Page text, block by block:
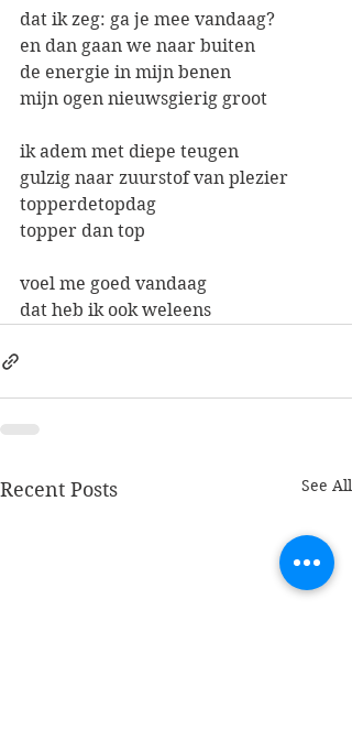
dat ik zeg: ga je mee vandaag?
en dan gaan we naar buiten
de energie in mijn benen
mijn ogen nieuwsgierig groot
ik adem met diepe teugen
gulzig naar zuurstof van plezier
topperdetopdag
topper dan top
voel me goed vandaag
dat heb ik ook weleens
Recent Posts See All